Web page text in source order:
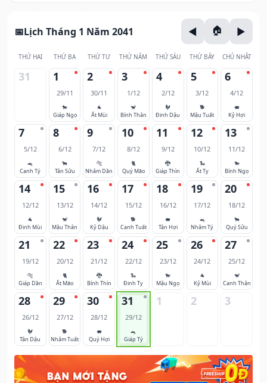
Lịch Tháng 1 Năm 2041
THỨ HAI THỨ BA THỨ TƯ THỨ NĂM THỨ SÁU THỨ BẢY CHỦ NHẬT
31 1
29/11
🐎
Giáp Ngọ
2
30/11
🐐
Ất Mùi
3
1/12
🐒
Bính Thân
4
2/12
🐓
Đinh Dậu
5
3/12
🐕
Mậu Tuất
6
4/12
🐖
Kỷ Hợi
7
5/12
🐀
Canh Tý
8
6/12
🐂
Tân Sửu
9
7/12
🐅
Nhâm Dần
10
8/12
🐈
Quý Mão
11
9/12
🐉
Giáp Thìn
12
10/12
🐍
Ất Tỵ
13
11/12
🐎
Bính Ngọ
14
12/12
🐐
Đinh Mùi
15
13/12
🐒
Mậu Thân
16
14/12
🐓
Kỷ Dậu
17
15/12
🐕
Canh Tuất
18
16/12
🐖
Tân Hợi
19
17/12
🐀
Nhâm Tý
20
18/12
🐂
Quý Sửu
21
19/12
🐅
Giáp Dần
22
20/12
🐈
Ất Mão
23
21/12
🐉
Bính Thìn
24
22/12
🐍
Đinh Tỵ
25
23/12
🐎
Mậu Ngọ
26
24/12
🐐
Kỷ Mùi
27
25/12
🐒
Canh Thân
28
26/12
🐓
Tân Dậu
29
27/12
🐕
Nhâm Tuất
30
28/12
🐖
Quý Hợi
31
29/12
🐀
Giáp Tý
1 2 3